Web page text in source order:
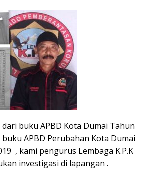
buku APBD Kota Dumai Tahun
APBD Perubahan Kota Dumai
, kami pengurus Lembaga K.P.K
investigasi di lapangan .